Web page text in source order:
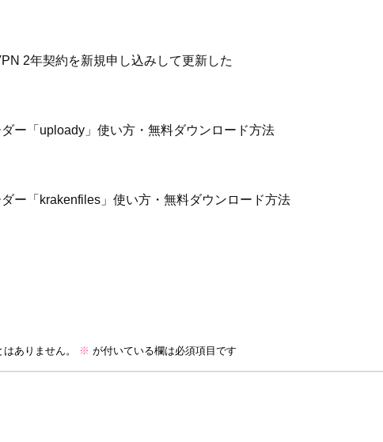
2年契約を新規申し込みして更新した
ー「uploady」使い方・無料ダウンロード方法
ー「krakenfiles」使い方・無料ダウンロード方法
ありません。 ※ が付いている欄は必須項目です